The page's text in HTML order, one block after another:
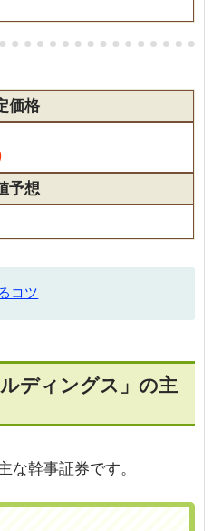
価格
予想
コツ
ディングス」の主
な幹事証券です。